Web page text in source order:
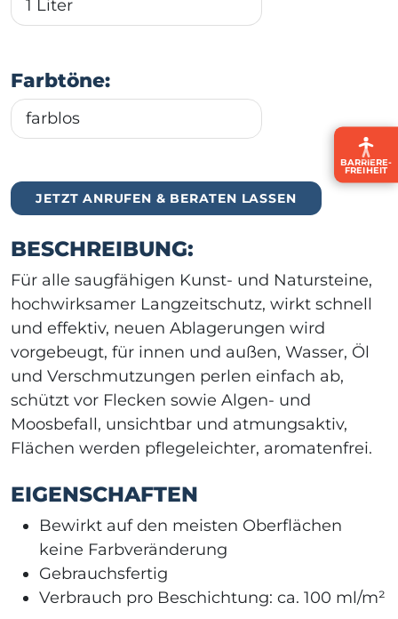
BARRIERE­
FREIHEIT
1 Liter
Farbtöne:
farblos
JETZT ANRUFEN & BERATEN LASSEN
BESCHREIBUNG:
Für alle saugfähigen Kunst- und Natursteine,
hochwirksamer Langzeitschutz, wirkt schnell
und effektiv, neuen Ablagerungen wird
vorgebeugt, für innen und außen, Wasser, Öl
und Verschmutzungen perlen einfach ab,
schützt vor Flecken sowie Algen- und
Moosbefall, unsichtbar und atmungsaktiv,
Flächen werden pflegeleichter, aromatenfrei.
EIGENSCHAFTEN
Bewirkt auf den meisten Oberflächen
keine Farbveränderung
Gebrauchsfertig
Verbrauch pro Beschichtung: ca. 100 ml/m²